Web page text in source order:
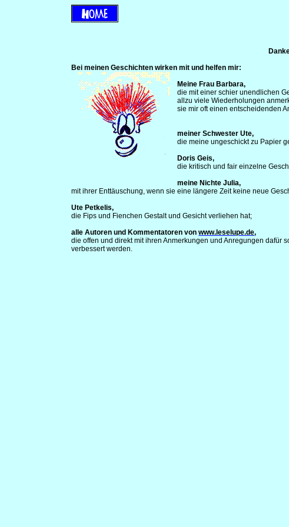
Bei meinen Geschichten wirken mit und helfen mir:
Meine Frau Barbara,
die mit einer schier unendlichen
allzu viele Wiederholungen
sie mir oft einen entscheidenden
meiner Schwester Ute,
die meine ungeschickt zu Papier
Doris Geis,
die kritisch und fair einzelne
meine Nichte Julia,
mit ihrer Enttäuschung, wenn sie eine längere Zeit keine neue
Ute Petkelis,
die Fips und Fienchen Gestalt und Gesicht verliehen hat;
alle Autoren und Kommentatoren vonwww.leselupe.de,
die offen und direkt mit ihren Anmerkungen und Anregungen dafür
verbessert werden.